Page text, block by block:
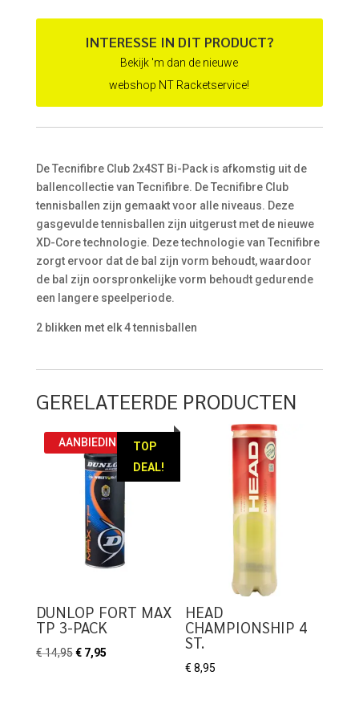
was:
€ 16,95.
is:
€ 14,95.
INTERESSE IN DIT PRODUCT?
Bekijk 'm dan de nieuwe
webshop NT Racketservice!
De Tecnifibre Club 2x4ST Bi-Pack is afkomstig uit de
ballencollectie van Tecnifibre. De Tecnifibre Club
tennisballen zijn gemaakt voor alle niveaus. Deze
gasgevulde tennisballen zijn uitgerust met de nieuwe
XD-Core technologie. Deze technologie van Tecnifibre
zorgt ervoor dat de bal zijn vorm behoudt, waardoor
de bal zijn oorspronkelijke vorm behoudt gedurende
een langere speelperiode.
2 blikken met elk 4 tennisballen
GERELATEERDE PRODUCTEN
TOP
DEAL!
AANBIEDING!
DUNLOP FORT MAX
TP 3-PACK
€14,95 Oorspronkelijke
€7,95Huidige
HEAD
CHAMPIONSHIP 4
ST.
€ 8,95